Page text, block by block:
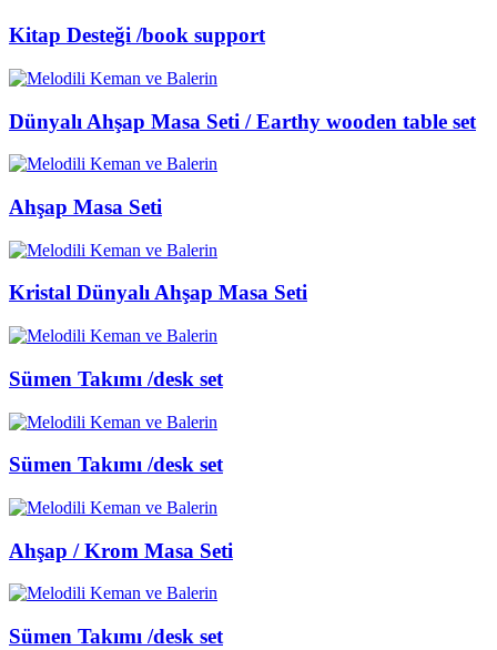
Kitap Desteği /book support
Dünyalı Ahşap Masa Seti / Earthy wooden table set
Ahşap Masa Seti
Kristal Dünyalı Ahşap Masa Seti
Sümen Takımı /desk set
Sümen Takımı /desk set
Ahşap / Krom Masa Seti
Sümen Takımı /desk set